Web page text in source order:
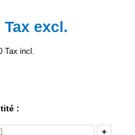
Tax excl.
Tax incl.
:
+